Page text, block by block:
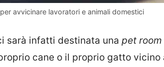
avvicinare lavoratori e animali domestici
sarà infatti destinata una pet room
cane o il proprio gatto vicino